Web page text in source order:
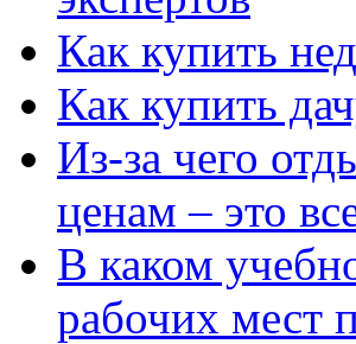
Как купить
Как купить
Из-за чего
ценам – это
В каком
рабочих мест